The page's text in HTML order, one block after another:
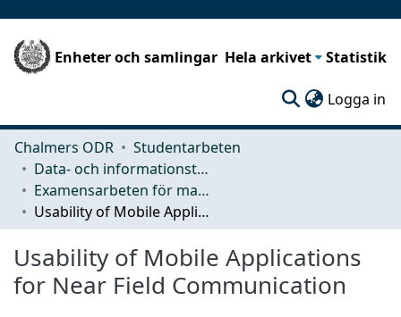
Enheter och samlingar Hela arkivet Statistik
Logga in
Chalmers ODR
Studentarbeten
Data- och informationsteknik (CSE)
Examensarbeten för masterexamen
Usability of Mobile Applications for Near Field Communication
Usability of Mobile Applications
for Near Field Communication